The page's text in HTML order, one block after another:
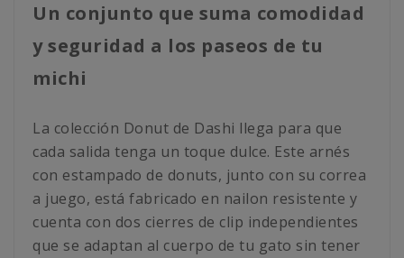
Un conjunto que suma comodidad
y seguridad a los paseos de tu
michi
La colección Donut de Dashi llega para que
cada salida tenga un toque dulce. Este arnés
con estampado de donuts, junto con su correa
a juego, está fabricado en nailon resistente y
cuenta con dos cierres de clip independientes
que se adaptan al cuerpo de tu gato sin tener